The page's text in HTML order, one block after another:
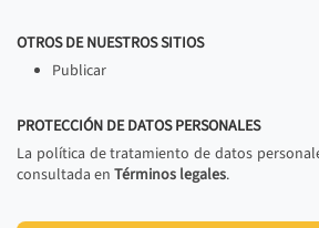
OTROS DE NUESTROS SITIOS
Publicar
PROTECCIÓN DE DATOS PERSONALES
La política de tratamiento de datos
consultada en Términos legales.